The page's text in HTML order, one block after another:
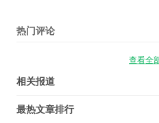
热门评论
查看全
相关报道
最热文章排行